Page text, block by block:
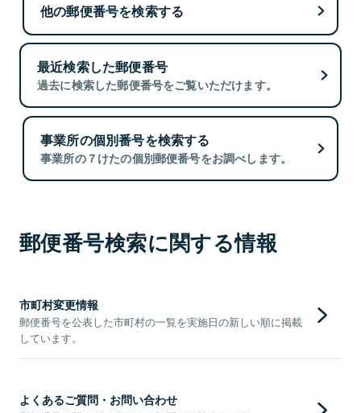
他の郵便番号を検索する
最近検索した郵便番号
過去に検索した郵便番号をご覧いただけます。
事業所の個別番号を検索する
事業所の７けたの個別郵便番号をお調べします。
郵便番号検索に関する情報
市町村変更情報
郵便番号を公表した市町村の一覧を実施日の新しい順に掲載
しています。
よくあるご質問・お問い合わせ